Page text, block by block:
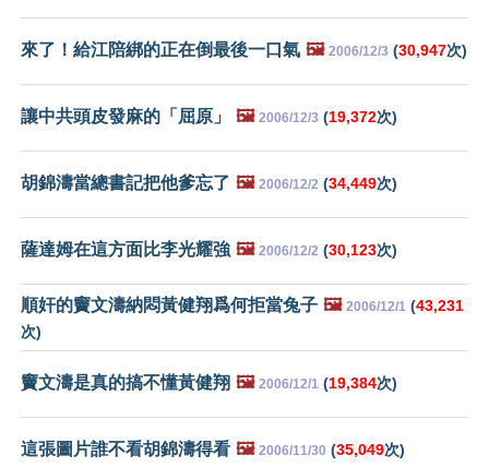
來了！給江陪綁的正在倒最後一口氣 🖼️ 2006/12/3 (30,947次)
讓中共頭皮發麻的「屈原」 🖼️ 2006/12/3 (19,372次)
胡錦濤當總書記把他爹忘了 🖼️ 2006/12/2 (34,449次)
薩達姆在這方面比李光耀強 🖼️ 2006/12/2 (30,123次)
順奸的竇文濤納悶黃健翔爲何拒當兔子 🖼️ 2006/12/1 (43,231
次)
竇文濤是真的搞不懂黃健翔 🖼️ 2006/12/1 (19,384次)
這張圖片誰不看胡錦濤得看 🖼️ 2006/11/30 (35,049次)